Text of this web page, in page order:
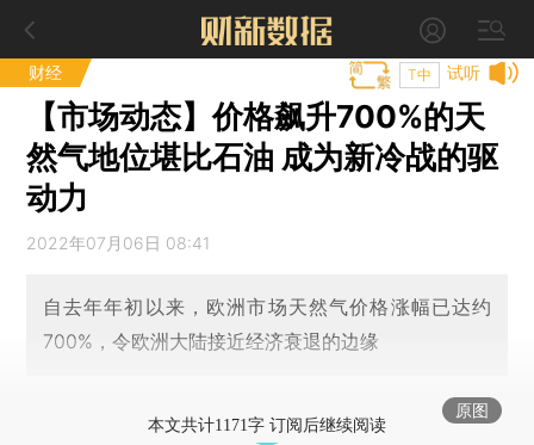
财经 试听
T中
【市场动态】价格飙升700%的天
然气地位堪比石油 成为新冷战的驱
动力
2022年07月06日 08:41
自去年年初以来，欧洲市场天然气价格涨幅已达约
700%，令欧洲大陆接近经济衰退的边缘
原图
本文共计1171字 订阅后继续阅读